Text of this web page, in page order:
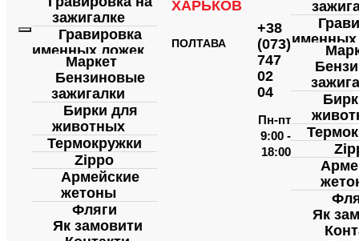
зажигалке
Гравировка
именных ложек
Подарки с
лазерной
гравировкой
Промышленная
маркировка
Маркировка
медицинских
изделий
Маркировка
металлических
деталей
Маркет
Бензиновые
зажигалки
Бирки для
животных
Термокружки
Zippo
Армейские
жетоны
Фляги
Як замовити
ХАРЬКОВ
ПОЛТАВА
+38
(073)
747
02
04
Пн-пт
9:00 -
18:00
именных
Як